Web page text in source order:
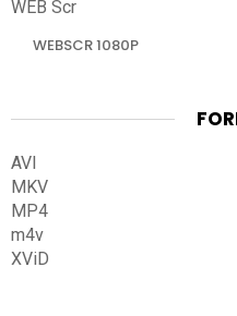
WEB Scr
WEBSCR 1080P
AVI
MKV
MP4
m4v
XViD